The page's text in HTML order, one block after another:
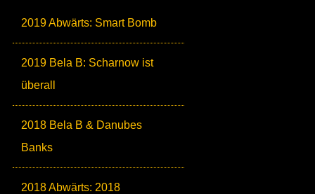
2019 Abwärts: Smart Bomb
2019 Bela B: Scharnow ist
überall
2018 Bela B & Danubes
Banks
2018 Abwärts: 2018